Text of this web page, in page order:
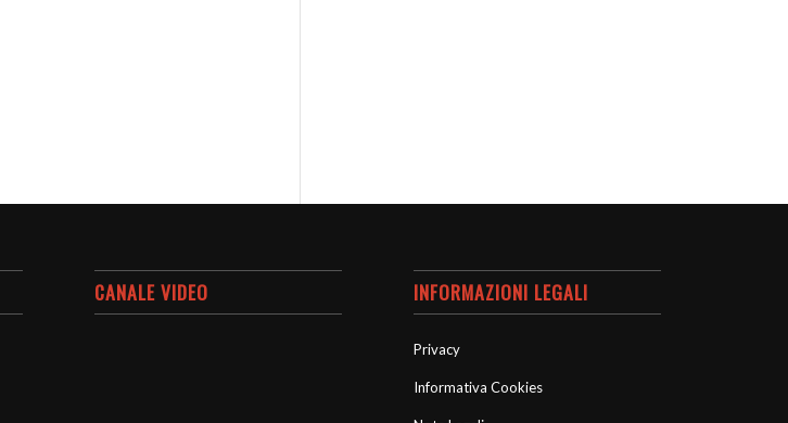
CANALE VIDEO INFORMAZIONI LEGALI
Privacy
Informativa Cookies